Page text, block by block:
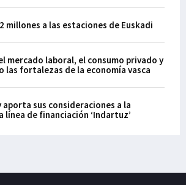
millones a las estaciones de Euskadi
mercado laboral, el consumo privado y
las fortalezas de la economía vasca
aporta sus consideraciones a la
de financiación ‘Indartuz’